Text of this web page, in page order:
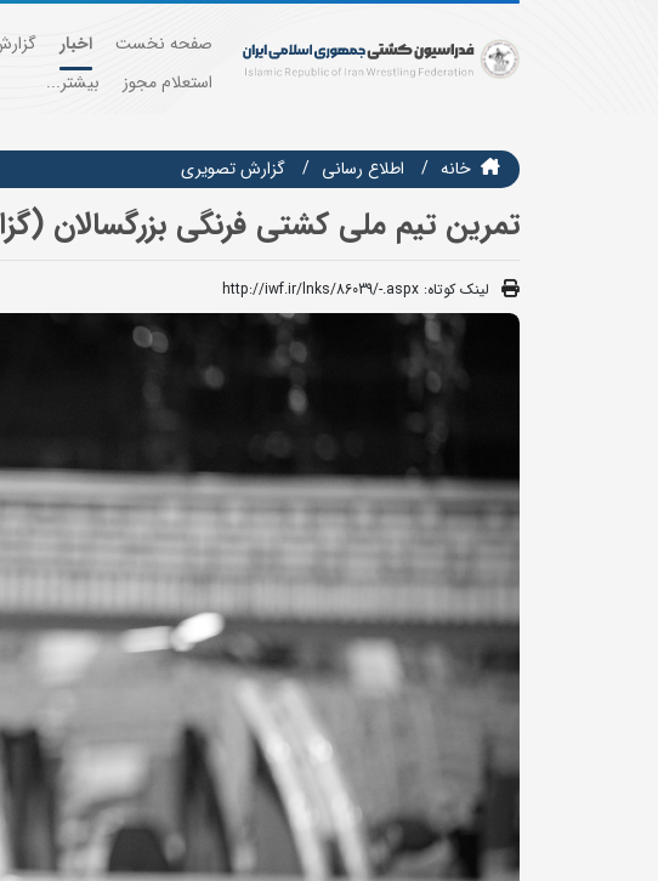
صفحه نخست اخبار
استعلام مجوز
بیشتر...
خانه اطلاع رسانی گزارش تصويري
تمرین تیم ملی کشتی فرنگی بزرگسالان
لینک کوتاه: http://iwf.ir/lnks/86039/-.aspx